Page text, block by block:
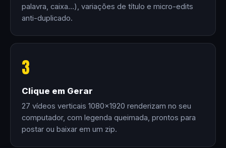
palavra, caixa…), variações de título e micro-edits
anti-duplicado.
3
Clique em Gerar
27 vídeos verticais 1080×1920 renderizam no seu
computador, com legenda queimada, prontos para
postar ou baixar em um zip.